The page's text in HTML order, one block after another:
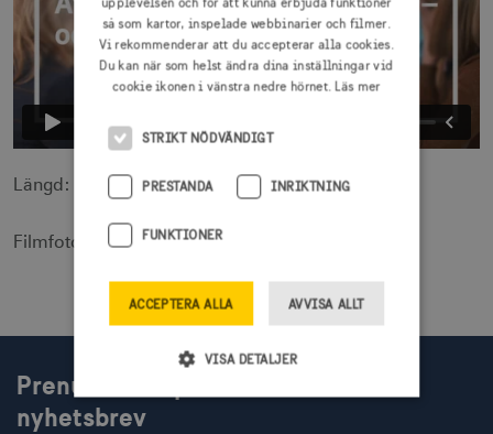
Längd: 7.24 min
Filmfoto: Pelle Rabe
Prenumerera på Visit Swedens
nyhetsbrev
så som kartor, inspelade webbinarier och filmer.
Vi rekommenderar att du accepterar alla cookies.
Du kan när som helst ändra dina inställningar vid
cookie ikonen i vänstra nedre hörnet. Läs mer
STRIKT NÖDVÄNDIGT
PRESTANDA INRIKTNING
FUNKTIONER
ACCEPTERA ALLA AVVISA ALLT
VISA DETALJER